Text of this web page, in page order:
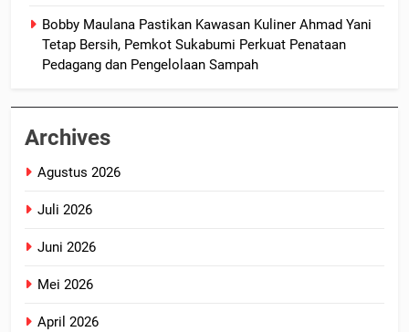
Bobby Maulana Pastikan Kawasan Kuliner Ahmad Yani
Tetap Bersih, Pemkot Sukabumi Perkuat Penataan
Pedagang dan Pengelolaan Sampah
Archives
Agustus 2026
Juli 2026
Juni 2026
Mei 2026
April 2026